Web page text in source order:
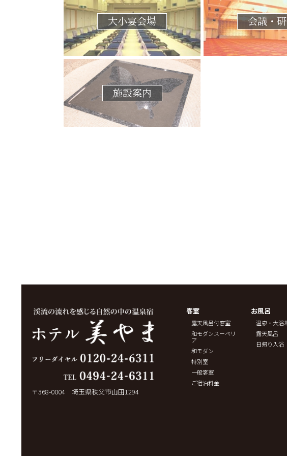
大小宴会場 会議・
施設案内
客室
露天風呂付客室
和モダンスーペリ
ア
和モダン
特別室
一般客室
ご宿泊料金
お風呂
温泉・大浴
露天風呂
日帰り入浴
〒368-0004 埼玉県秩父市山田1294